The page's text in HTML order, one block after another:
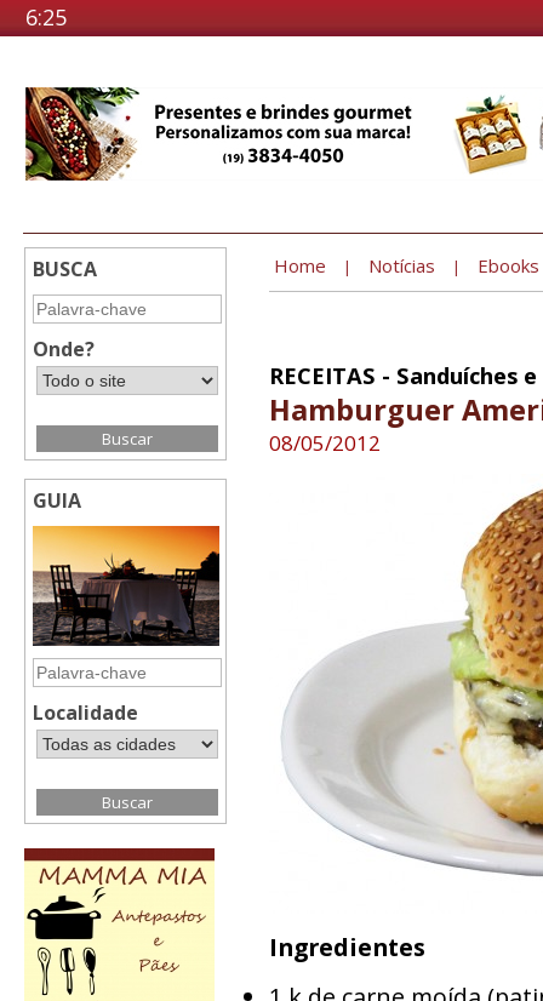
6:25
BUSCA
Onde?
GUIA
Localidade
Home | Notícias | Ebooks
RECEITAS - Sanduíches
Hamburguer
08/05/2012
Ingredientes